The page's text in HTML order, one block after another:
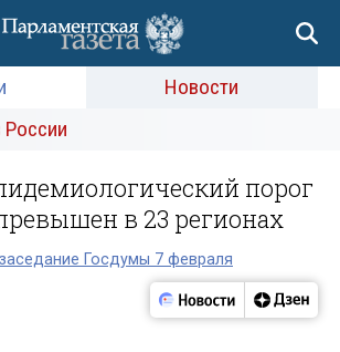
Новости
России
порог
в 23 регионах
Госдумы 7 февраля